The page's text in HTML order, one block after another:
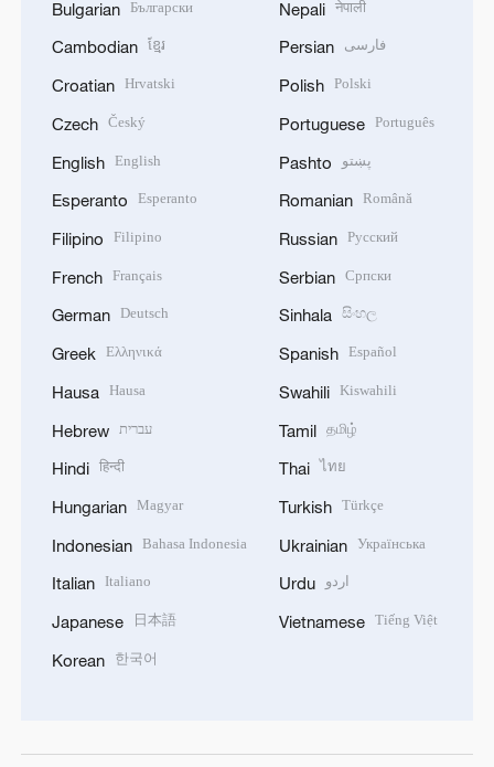
Bulgarian Български
Cambodian ខ្មែរ
Croatian Hrvatski
Czech Český
English English
Esperanto Esperanto
Filipino Filipino
French Français
German Deutsch
Greek Ελληνικά
Hausa Hausa
Hebrew עברית
Hindi हिन्दी
Hungarian Magyar
Indonesian Bahasa Indonesia
Italian Italiano
Japanese 日本語
Korean 한국어
Nepali नेपाली
Persian فارسی
Polish Polski
Portuguese Português
Pashto پښتو
Romanian Română
Russian Русский
Serbian Српски
Sinhala සිංහල
Spanish Español
Swahili Kiswahili
Tamil தமிழ்
Thai ไทย
Turkish Türkçe
Ukrainian Українська
Urdu اردو
Vietnamese Tiếng Việt